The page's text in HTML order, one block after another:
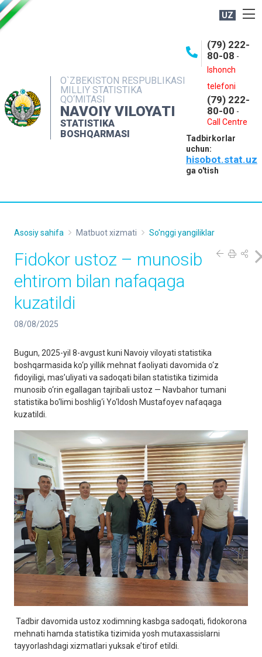
UZ
O`ZBEKISTON RESPUBLIKASI
MILLIY STATISTIKA
QO‘MITASI
NAVOIY VILOYATI
STATISTIKA
BOSHQARMASI
(79) 222-
80-08 -
Ishonch
telefoni
(79) 222-
80-00 -
Call Centre
Tadbirkorlar
uchun:
hisobot.stat.uz
ga o'tish
OCHIQ MA'LUMOTLAR
INTERAKTIV XIZMATLAR
MUROJAATLAR
Asosiy sahifa Matbuot xizmati So'nggi yangiliklar
Fidokor ustoz – munosib
ehtirom bilan nafaqaga
kuzatildi
08/08/2025
Bugun, 2025-yil 8-avgust kuni Navoiy viloyati statistika
boshqarmasida ko‘p yillik mehnat faoliyati davomida o‘z
fidoyiligi, mas’uliyati va sadoqati bilan statistika tizimida
munosib o‘rin egallagan tajribali ustoz — Navbahor tumani
statistika bo‘limi boshlig‘i Yo‘ldosh Mustafoyev nafaqaga
kuzatildi.
Tadbir davomida ustoz xodimning kasbga sadoqati, fidokorona
mehnati hamda statistika tizimida yosh mutaxassislarni
tayyorlashdagi xizmatlari yuksak e’tirof etildi.